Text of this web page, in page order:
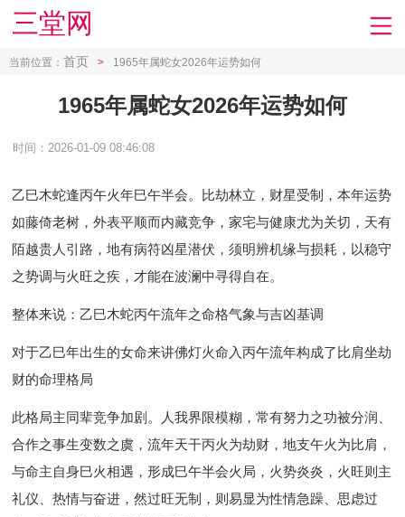
三堂网
当前位置： 首页 > 1965年属蛇女2026年运势如何
1965年属蛇女2026年运势如何
时间：2026-01-09 08:46:08
乙巳木蛇逢丙午火年巳午半会。比劫林立，财星受制，本年运势
如藤倚老树，外表平顺而内藏竞争，家宅与健康尤为关切，天有
陌越贵人引路，地有病符凶星潜伏，须明辨机缘与损耗，以稳守
之势调与火旺之疾，才能在波澜中寻得自在。
整体来说：乙巳木蛇丙午流年之命格气象与吉凶基调
对于乙巳年出生的女命来讲佛灯火命入丙午流年构成了比肩坐劫
财的命理格局
此格局主同辈竞争加剧。人我界限模糊，常有努力之功被分润、
合作之事生变数之虞，流年天干丙火为劫财，地支午火为比肩，
与命主自身巳火相遇，形成巳午半会火局，火势炎炎，火旺则主
礼仪、热情与奋进，然过旺无制，则易显为性情急躁、思虑过